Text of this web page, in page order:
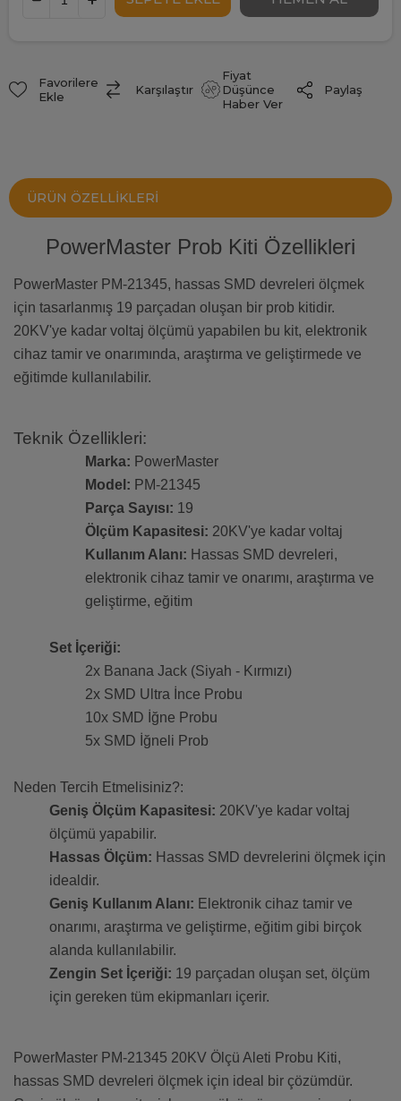
Favorilere
Ekle
Karşılaştır
Fiyat
Düşünce
Haber Ver
Paylaş
ÜRÜN ÖZELLIKLERI
PowerMaster Prob Kiti Özellikleri
PowerMaster PM-21345, hassas SMD devreleri ölçmek
için tasarlanmış 19 parçadan oluşan bir prob kitidir.
20KV'ye kadar voltaj ölçümü yapabilen bu kit, elektronik
cihaz tamir ve onarımında, araştırma ve geliştirmede ve
eğitimde kullanılabilir.
Teknik Özellikleri:
Marka: PowerMaster
Model: PM-21345
Parça Sayısı: 19
Ölçüm Kapasitesi: 20KV'ye kadar voltaj
Kullanım Alanı: Hassas SMD devreleri,
elektronik cihaz tamir ve onarımı, araştırma ve
geliştirme, eğitim
Set İçeriği:
2x Banana Jack (Siyah - Kırmızı)
2x SMD Ultra İnce Probu
10x SMD İğne Probu
5x SMD İğneli Prob
Neden Tercih Etmelisiniz?:
Geniş Ölçüm Kapasitesi: 20KV'ye kadar voltaj
ölçümü yapabilir.
Hassas Ölçüm: Hassas SMD devrelerini ölçmek için
idealdir.
Geniş Kullanım Alanı: Elektronik cihaz tamir ve
onarımı, araştırma ve geliştirme, eğitim gibi birçok
alanda kullanılabilir.
Zengin Set İçeriği: 19 parçadan oluşan set, ölçüm
için gereken tüm ekipmanları içerir.
PowerMaster PM-21345 20KV Ölçü Aleti Probu Kiti,
hassas SMD devreleri ölçmek için ideal bir çözümdür.